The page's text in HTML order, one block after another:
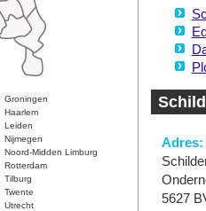
Groningen
Haarlem
Leiden
Nijmegen
Noord-Midden Limburg
Rotterdam
Tilburg
Twente
Utrecht
Adres:
5627